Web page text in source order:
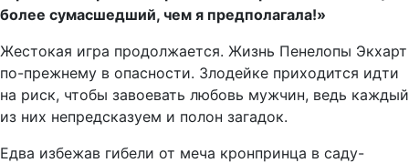
более сумасшедший, чем я предполагала!»
Жестокая игра продолжается. Жизнь Пенелопы Экхарт
по-прежнему в опасности. Злодейке приходится идти
на риск, чтобы завоевать любовь мужчин, ведь каждый
из них непредсказуем и полон загадок.
Едва избежав гибели от меча кронпринца в саду-